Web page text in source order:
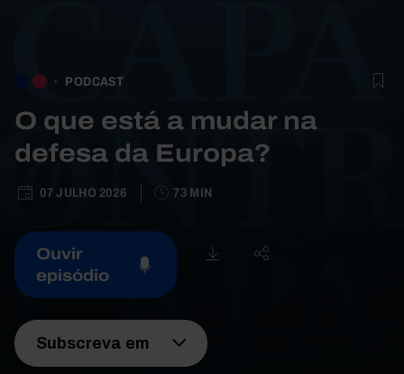
PODCAST
O que está a mudar na
defesa da Europa?
07 JULHO 2026 73 MIN
Ouvir
episódio
Subscreva em